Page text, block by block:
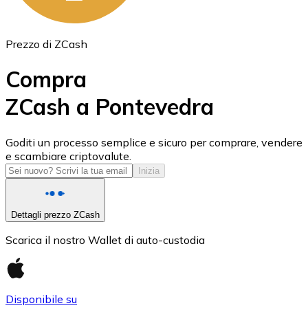
USD Coin
USDC
Prezzo di ZCash
Compra
ZCash a Pontevedra
Goditi un processo semplice e sicuro per comprare, vendere
e scambiare criptovalute.
Inizia
Dettagli prezzo ZCash
Scarica il nostro Wallet di auto-custodia
Disponibile su